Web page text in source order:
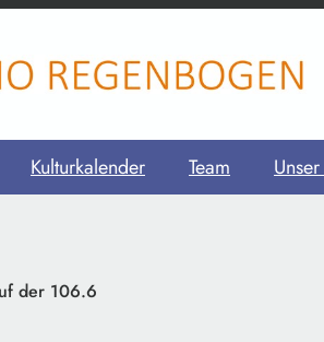
Kulturkalender Team
der 106.6